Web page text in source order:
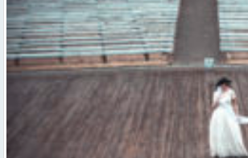
Valmiera gatava teātra svētkiem – sākas
festivāla nedēļa